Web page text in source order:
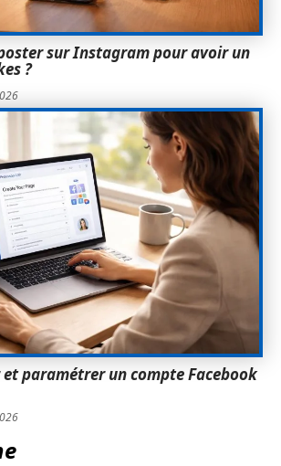
sur Instagram pour avoir un
?
et paramétrer un compte Facebook